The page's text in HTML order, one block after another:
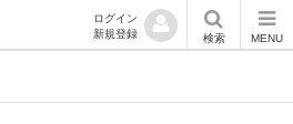
ログイン
新規登録
検索 MENU